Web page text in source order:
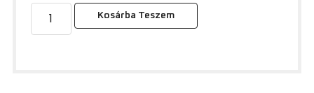
Kosárba Teszem